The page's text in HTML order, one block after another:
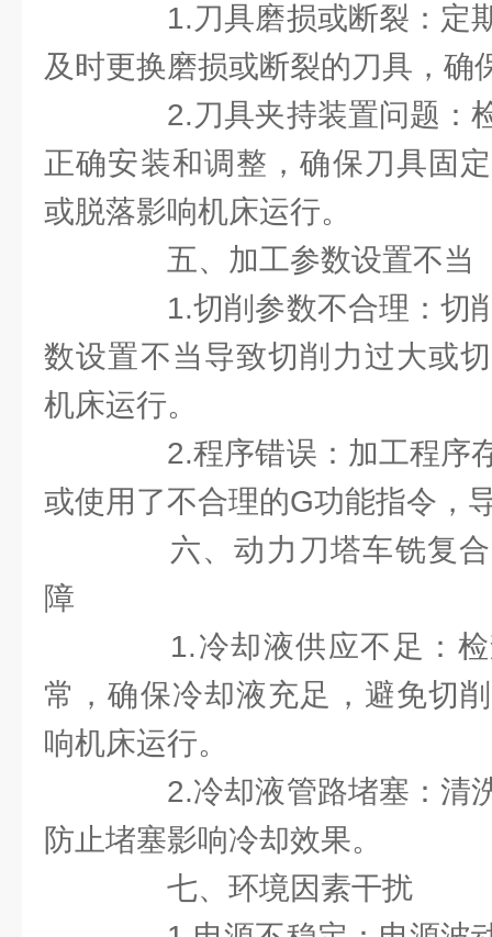
1.刀具磨损或断裂：定
及时更换磨损或断裂的刀具，确
2.刀具夹持装置问题：
正确安装和调整，确保刀具固
或脱落影响机床运行。
五、加工参数设置不当
1.切削参数不合理：切
数设置不当导致切削力过大或
机床运行。
2.程序错误：加工程序
或使用了不合理的G功能指令，
六、动力刀塔车铣复合
障
1.冷却液供应不足：检
常，确保冷却液充足，避免切
响机床运行。
2.冷却液管路堵塞：清
防止堵塞影响冷却效果。
七、环境因素干扰